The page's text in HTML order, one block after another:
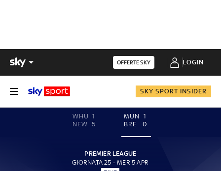
OFFERTE SKY LOGIN
SKY SPORT INSIDER
WHU 1
NEW 5
MUN 1
BRE
0
PREMIER LEAGUE
GIORNATA 25 - MER 5 APR